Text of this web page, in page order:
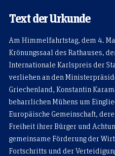
Text der Urkunde
Am Himmelfahrtstag, dem 4.
Krönungssaal des Rathauses,
Internationale Karlspreis der
verliehen an den
Griechenland, Konstantin
beharrlichen Mühens um
Europäische Gemeinschaft,
Freiheit ihrer Bürger und
gemeinsame Förderung der
Fortschritts und der